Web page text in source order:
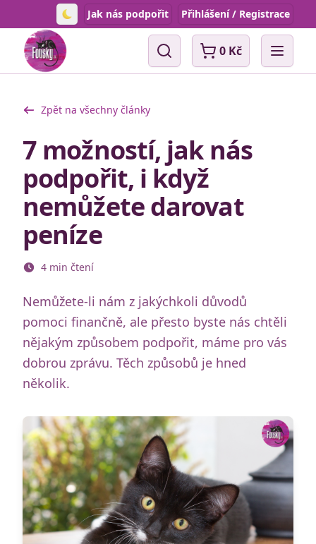
Toggle theme
Jak nás podpořit Přihlášení / Registrace
Vyhledávání0 Kč Open
Zpět na všechny články
7 možností, jak nás
podpořit, i když
nemůžete darovat
peníze
4 min čtení
Nemůžete-li nám z jakýchkoli důvodů
pomoci finančně, ale přesto byste nás chtěli
nějakým způsobem podpořit, máme pro vás
dobrou zprávu. Těch způsobů je hned
několik.